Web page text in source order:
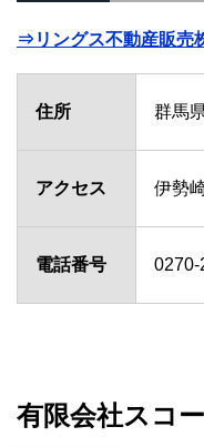
⇒リングス不動産販売
住所 群馬
アクセス 伊勢
電話番号 0270-
有限会社スコ